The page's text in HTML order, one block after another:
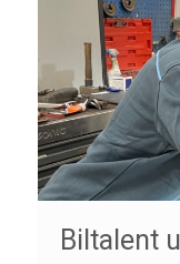
Biltalent